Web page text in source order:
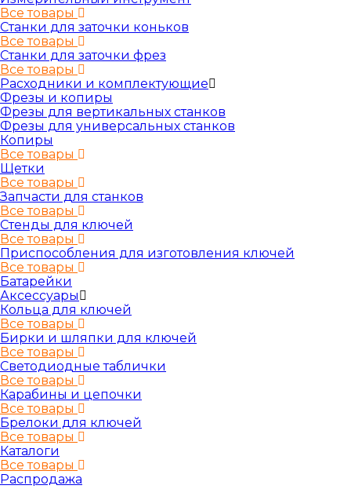
Все товары
Станки для заточки коньков
Все товары
Станки для заточки фрез
Все товары
Расходники и комплектующие
Фрезы и копиры
Фрезы для вертикальных станков
Фрезы для универсальных станков
Копиры
Все товары
Щетки
Все товары
Запчасти для станков
Все товары
Стенды для ключей
Все товары
Приспособления для изготовления ключей
Все товары
Батарейки
Аксессуары
Кольца для ключей
Все товары
Бирки и шляпки для ключей
Все товары
Светодиодные таблички
Все товары
Карабины и цепочки
Все товары
Брелоки для ключей
Все товары
Каталоги
Все товары
Распродажа